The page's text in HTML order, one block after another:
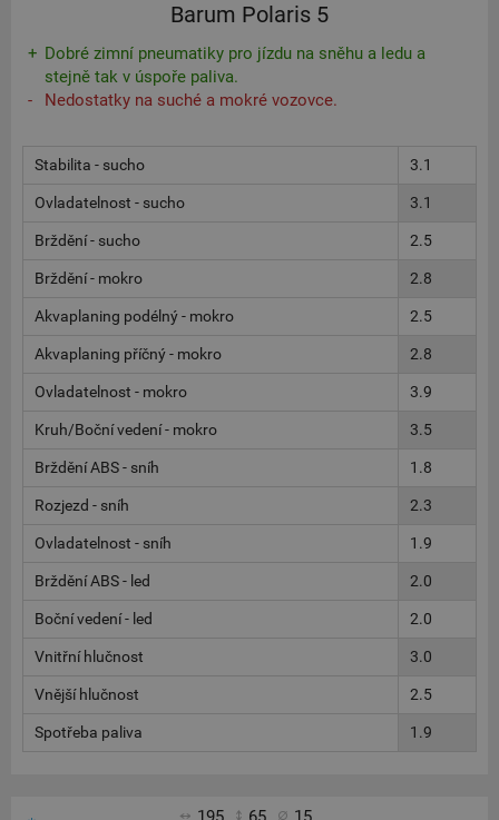
Barum Polaris 5
Dobré zimní pneumatiky pro jízdu na sněhu a ledu a
stejně tak v úspoře paliva.
Nedostatky na suché a mokré vozovce.
Stabilita - sucho 3.1
Ovladatelnost - sucho 3.1
Brždění - sucho 2.5
Brždění - mokro 2.8
Akvaplaning podélný - mokro 2.5
Akvaplaning příčný - mokro 2.8
Ovladatelnost - mokro 3.9
Kruh/Boční vedení - mokro 3.5
Brždění ABS - sníh 1.8
Rozjezd - sníh 2.3
Ovladatelnost - sníh 1.9
Brždění ABS - led 2.0
Boční vedení - led 2.0
Vnitřní hlučnost 3.0
Vnější hlučnost 2.5
Spotřeba paliva 1.9